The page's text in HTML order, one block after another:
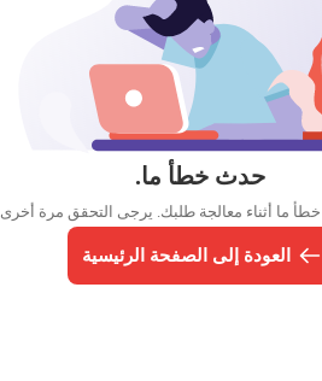
حدث خطأ ما.
ما أثناء معالجة طلبك. يرجى التحقق مرة أخرى.
العودة إلى الصفحة الرئيسية